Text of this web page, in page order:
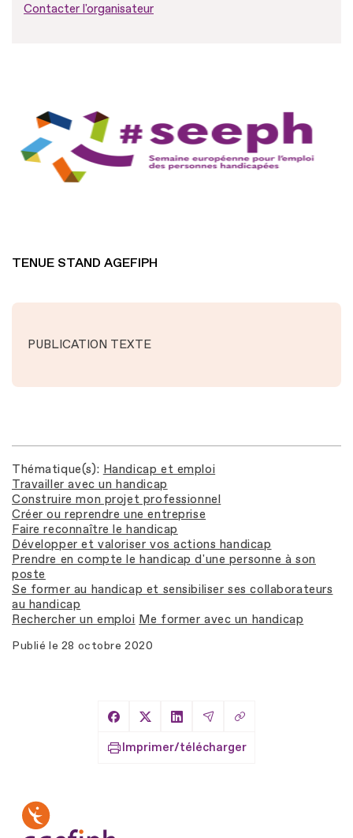
Contacter l'organisateur
TENUE STAND AGEFIPH
PUBLICATION TEXTE
Thématique(s) Handicap et emploi
Travailler avec un handicap
Construire mon projet professionnel
Créer ou reprendre une entreprise
Faire reconnaître le handicap
Développer et valoriser vos actions handicap
Prendre en compte le handicap d'une personne à son
poste
Se former au handicap et sensibiliser ses collaborateurs
au handicap
Rechercher un emploi Me former avec un handicap
Publié le 28 octobre 2020
Partager sur Facebook
Partager sur X
Partager sur LinkedIn
Partager par Email
Copier le lien
Imprimer/télécharger